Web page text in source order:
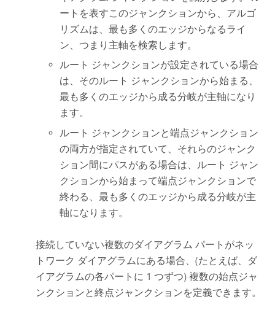
ートを表すこのジャンクションから、アルゴ
リズムは、最も多くのエッジからなるライ
ン、つまり主軸を検索します。
ルート ジャンクションが設定されている場合
は、そのルート ジャンクションから始まる、
最も多くのエッジから成る分岐が主軸になり
ます。
ルート ジャンクションと端点ジャンクション
の両方が指定されていて、それらのジャンク
ション間にパスがある場合は、ルート ジャン
クションから始まって端点ジャンクションで
終わる、最も多くのエッジから成る分岐が主
軸になります。
接続していない複数のダイアグラム パートがネッ
トワーク ダイアグラムにある場合、(たとえば、ダ
イアグラムの各パートに 1 つずつ) 複数の始点ジャ
ンクションと終点ジャンクションを定義できます。